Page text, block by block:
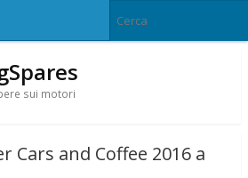
sui motori
and Coffee 2016 a